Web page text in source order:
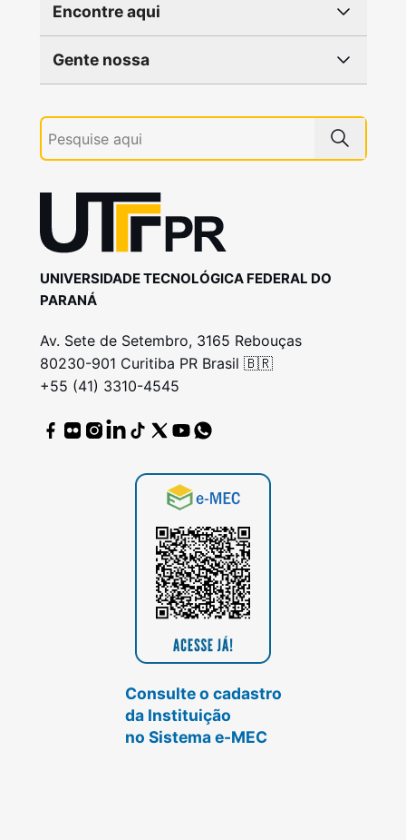
Encontre aqui
Gente nossa
UNIVERSIDADE TECNOLÓGICA FEDERAL DO
PARANÁ
Av. Sete de Setembro, 3165 Rebouças
80230-901 Curitiba PR Brasil 🇧🇷
+55 (41) 3310-4545
Consulte o cadastro
da Instituição
no Sistema e-MEC